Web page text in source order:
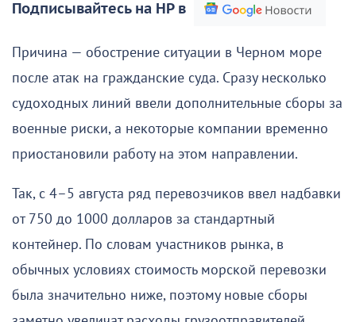
Подписывайтесь на НР в
Причина — обострение ситуации в Черном море
после атак на гражданские суда. Сразу несколько
судоходных линий ввели дополнительные сборы за
военные риски, а некоторые компании временно
приостановили работу на этом направлении.
Так, с 4–5 августа ряд перевозчиков ввел надбавки
от 750 до 1000 долларов за стандартный
контейнер. По словам участников рынка, в
обычных условиях стоимость морской перевозки
была значительно ниже, поэтому новые сборы